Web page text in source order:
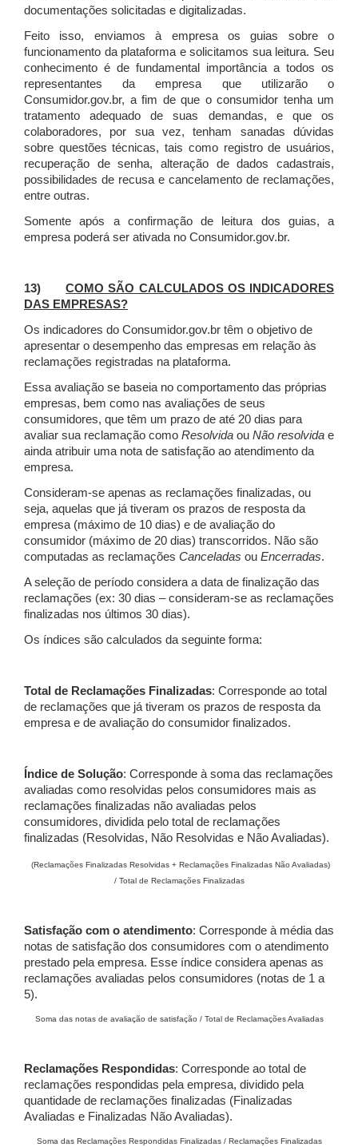
documentações solicitadas e digitalizadas.
Feito isso, enviamos à empresa os guias sobre o
funcionamento da plataforma e solicitamos sua leitura. Seu
conhecimento é de fundamental importância a todos os
representantes da empresa que utilizarão o
Consumidor.gov.br, a fim de que o consumidor tenha um
tratamento adequado de suas demandas, e que os
colaboradores, por sua vez, tenham sanadas dúvidas
sobre questões técnicas, tais como registro de usuários,
recuperação de senha, alteração de dados cadastrais,
possibilidades de recusa e cancelamento de reclamações,
entre outras.
Somente após a confirmação de leitura dos guias, a
empresa poderá ser ativada no Consumidor.gov.br.
13)COMO SÃO CALCULADOS OS INDICADORES
DAS EMPRESAS?
Os indicadores do Consumidor.gov.br têm o objetivo de
apresentar o desempenho das empresas em relação às
reclamações registradas na plataforma.
Essa avaliação se baseia no comportamento das próprias
empresas, bem como nas avaliações de seus
consumidores, que têm um prazo de até 20 dias para
avaliar sua reclamação como Resolvida ou Não resolvida e
ainda atribuir uma nota de satisfação ao atendimento da
empresa.
Consideram-se apenas as reclamações finalizadas, ou
seja, aquelas que já tiveram os prazos de resposta da
empresa (máximo de 10 dias) e de avaliação do
consumidor (máximo de 20 dias) transcorridos. Não são
computadas as reclamações Canceladas ou Encerradas.
A seleção de período considera a data de finalização das
reclamações (ex: 30 dias – consideram-se as reclamações
finalizadas nos últimos 30 dias).
Os índices são calculados da seguinte forma:
Total de Reclamações Finalizadas: Corresponde ao total
de reclamações que já tiveram os prazos de resposta da
empresa e de avaliação do consumidor finalizados.
Índice de Solução: Corresponde à soma das reclamações
avaliadas como resolvidas pelos consumidores mais as
reclamações finalizadas não avaliadas pelos
consumidores, dividida pelo total de reclamações
finalizadas (Resolvidas, Não Resolvidas e Não Avaliadas).
(Reclamações Finalizadas Resolvidas + Reclamações Finalizadas Não Avaliadas)
/ Total de Reclamações Finalizadas
Satisfação com o atendimento: Corresponde à média das
notas de satisfação dos consumidores com o atendimento
prestado pela empresa. Esse índice considera apenas as
reclamações avaliadas pelos consumidores (notas de 1 a
5).
Soma das notas de avaliação de satisfação / Total de Reclamações Avaliadas
Reclamações Respondidas: Corresponde ao total de
reclamações respondidas pela empresa, dividido pela
quantidade de reclamações finalizadas (Finalizadas
Avaliadas e Finalizadas Não Avaliadas).
Soma das Reclamações Respondidas Finalizadas / Reclamações Finalizadas